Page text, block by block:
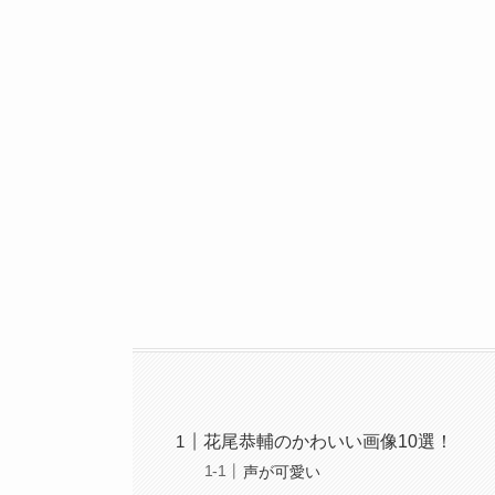
花尾恭輔のかわいい画像10選！
声が可愛い